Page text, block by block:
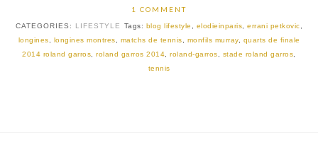
1 COMMENT
CATEGORIES: LIFESTYLE Tags: blog lifestyle elodieinparis ,errani petkovic
longines
longines montres matchs de tennis monfils murray, quarts de finale
2014 roland garros ,roland garros 2014 ,roland-garros stade roland garros
tennis